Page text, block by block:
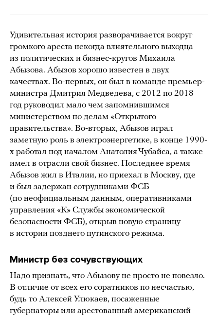
Удивительная история разворачивается вокруг
громкого ареста некогда влиятельного выходца
из политических и бизнес-кругов Михаила
Абызова. Абызов хорошо известен в двух
качествах. Во-первых, он был в команде премьер-
министра Дмитрия Медведева, с 2012 по 2018
год руководил мало чем запомнившимся
министерством по делам «Открытого
правительства». Во-вторых, Абызов играл
заметную роль в электроэнергетике, в конце 1990-
х работал под началом Анатолия Чубайса, а также
имел в отрасли свой бизнес. Последнее время
Абызов жил в Италии, но приехал в Москву, где
и был задержан сотрудниками ФСБ
(по неофициальным данным, оперативниками
управления «К» Службы экономической
безопасности ФСБ), открыв новую страницу
в истории позднего путинского режима.
Министр без сочувствующих
Надо признать, что Абызову не просто не повезло.
В отличие от всех его соратников по несчастью,
будь то Алексей Улюкаев, посаженные
губернаторы или арестованный американский